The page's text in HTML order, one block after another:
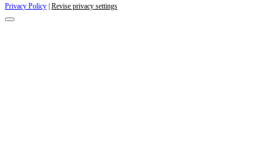
Privacy Policy | Revise privacy settings